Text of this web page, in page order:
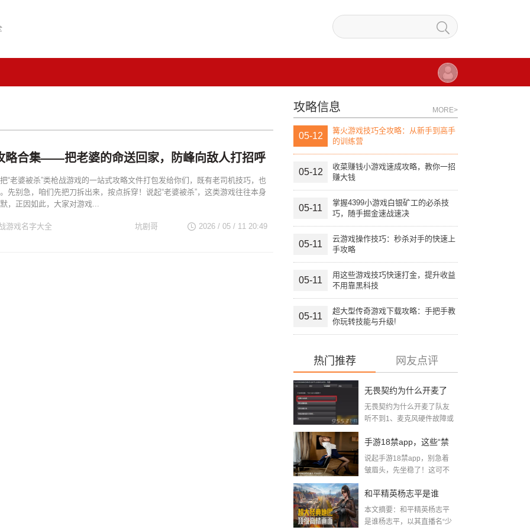
略合集——把老婆的命送回家，防峰向敌人打招呼
“老婆被杀”类枪战游戏的一站式攻略文件打包发给你们，既有老司机技巧，也
先别急，咱们先把刀拆出来，按点拆穿！说起“老婆被杀”，这类游戏往往本身
，正因如此，大家对游戏...
游戏名字大全 2026 / 05 / 11 20:49
坑剧哥
攻略信息 MORE>
05-12
篝火游戏技巧全攻略：从新手到高手
的训练营
05-12
收菜赚钱小游戏速成攻略，教你一招
赚大钱
05-11
掌握4399小游戏白银矿工的必杀技
巧，随手掘金速战速决
05-11
云游戏操作技巧：秒杀对手的快速上
手攻略
05-11
用这些游戏技巧快速打金，提升收益
不用靠黑科技
05-11
超大型传奇游戏下载攻略：手把手教
你玩转技能与升级!
热门推荐 网友点评
无畏契约为什么开麦了
队友听不到(无畏契约听
无畏契约为什么开麦了队友
听不到1、麦克风硬件故障或
手游18禁app，这些“禁
区”你敢踏进去吗？
说起手游18禁app，别急着
皱眉头，先坐稳了！这可不
和平精英杨志平是谁
「男主播游戏和平精
本文摘要：和平精英杨志平
是谁杨志平，以其直播名“少